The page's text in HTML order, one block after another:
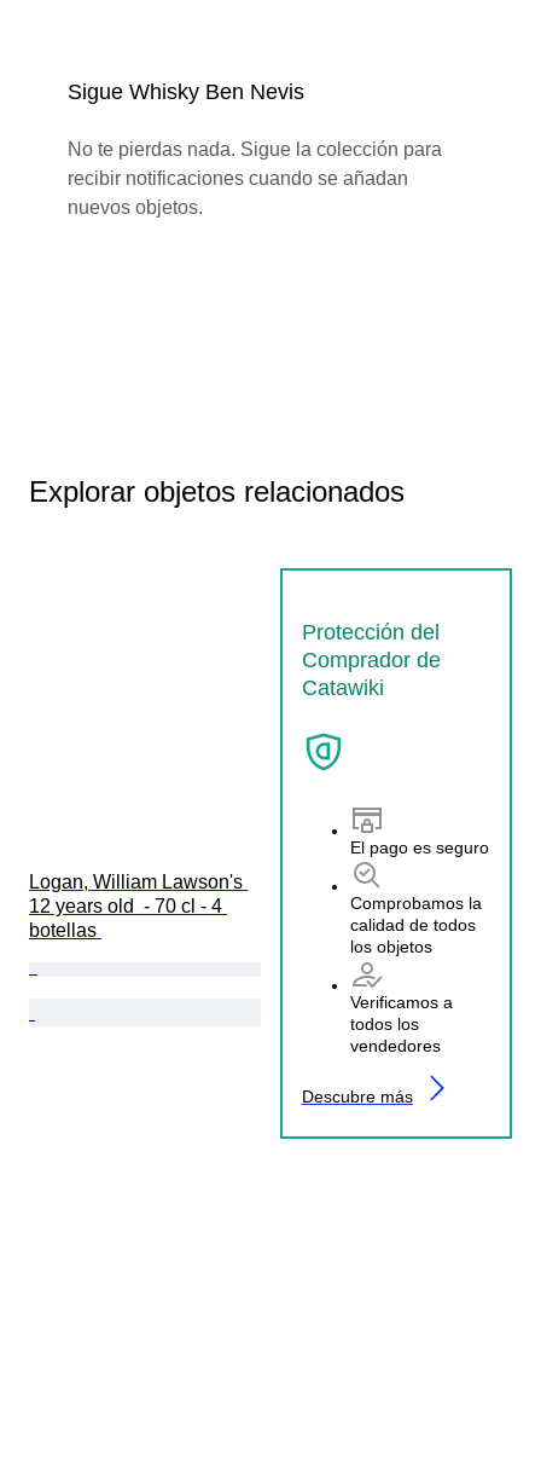
Sigue Whisky Ben Nevis
No te pierdas nada. Sigue la colección para
recibir notificaciones cuando se añadan
nuevos objetos.
Explorar objetos relacionados
Protección del
Comprador de
Catawiki
El pago es seguro
Comprobamos la
calidad de todos
los objetos
Verificamos a
todos los
vendedores
Descubre más
Logan, William Lawson's
12 years old  - 70 cl - 4
botellas